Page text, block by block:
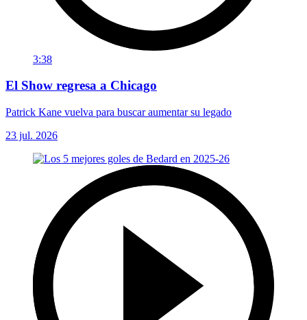
3:38
El Show regresa a Chicago
Patrick Kane vuelva para buscar aumentar su legado
23 jul. 2026